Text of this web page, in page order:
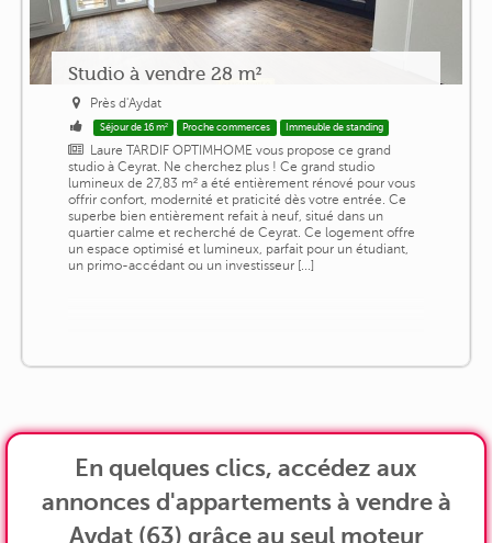
Studio à vendre 28 m²
Près d'Aydat
Séjour de 16 m² Proche commerces Immeuble de standing
Laure TARDIF OPTIMHOME vous propose ce grand
studio à Ceyrat. Ne cherchez plus ! Ce grand studio
lumineux de 27,83 m² a été entièrement rénové pour vous
offrir confort, modernité et praticité dès votre entrée. Ce
superbe bien entièrement refait à neuf, situé dans un
quartier calme et recherché de Ceyrat. Ce logement offre
un espace optimisé et lumineux, parfait pour un étudiant,
un primo-accédant ou un investisseur [...]
En quelques clics, accédez aux
annonces d'appartements à vendre à
Aydat (63) grâce au seul moteur